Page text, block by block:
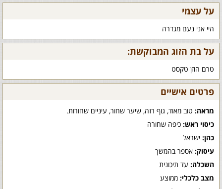
על עצמי
היי אני נעם מגדרה
על בת הזוג המבוקשת:
טרם הוזן טקסט
פרטים אישיים
מראה: טוב מאוד, גוף רזה, שיער שחור, עיניים שחורות.
כיסוי ראש: כיפה שחורה
כהן: ישראל
עיסוק: אספר בהמשך
השכלה: עד תיכונית
מצב כלכלי: ממוצע